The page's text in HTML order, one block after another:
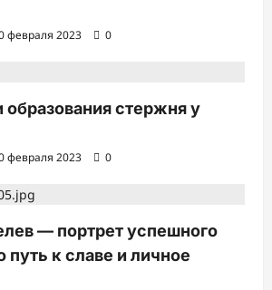
февраля 2023
0
стержня у
февраля 2023
0
— портрет успешного
путь к славе и личное